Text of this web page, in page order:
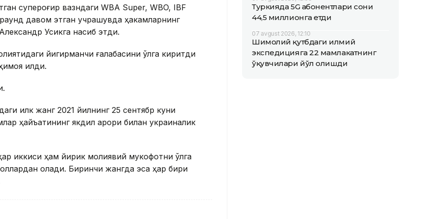
супероғир вазндаги WBA Super, WBO, IBF
давом этган учрашувда ҳакамларнинг
Усикга насиб этди.
йигирманчи ғалабасини қўлга киритди
қилди.
илк жанг 2021 йилнинг 25 сентябр куни
ҳайъатининг якдил қарори билан украиналик
иккиси ҳам йирик молиявий мукофотни қўлга
олади. Биринчи жангда эса ҳар бири
Туркияда 5G абонентлари сони
44,5 миллионга етди
07 avgust 2026, 12:10
Шимолий қутбдаги илмий
экспедицияга 22 мамлакатнинг
ўқувчилари йўл олишди